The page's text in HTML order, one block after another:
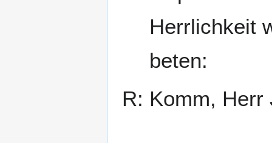
Herrlichkeit
beten:
R: Komm, Herr